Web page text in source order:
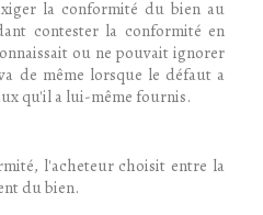
la conformité du bien au
contester la conformité en
ou ne pouvait ignorer
de même lorsque le défaut a
qu'il a lui-même fournis.
l'acheteur choisit entre la
du bien.